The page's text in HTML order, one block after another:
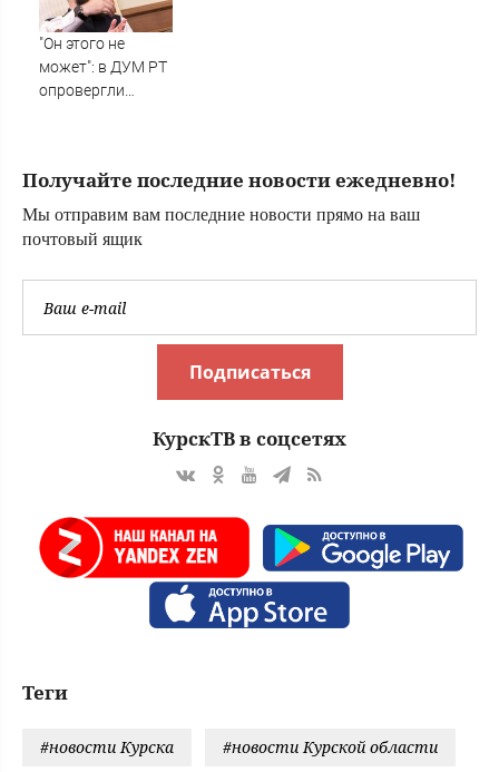
"Он этого не
может": в ДУМ РТ
опровергли
Самигуллине
Новости
Получайте последние новости ежедневно!
Мы отправим вам последние новости прямо на ваш
почтовый ящик
Подписаться
КурскТВ в соцсетях
Теги
#новости Курска #новости Курской области